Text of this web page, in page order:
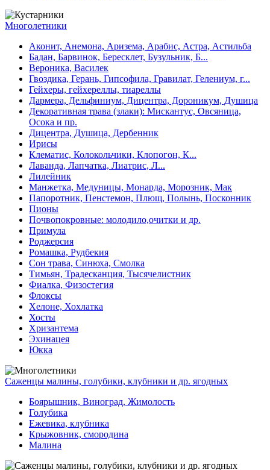
Многолетники
Аконит, Анемона, Аризема, Арабис, Астра, Астильба
Бадан, Барвинок, Бересклет, Бузульник, Б...
Вероника, Василек
Гвоздика, Герань, Гипсофила, Гравилат, Гелениум, г...
Гейхеры, гейхереллы, тиареллы
Дармера, Дельфиниум, Дицентра, Дороникум, Душица
Декоративная трава (злаки): Мискантус, Овсяница,
Осока и пр.
Дицентра, Душица, Дербенник
Ирисы
Клематис, Колокольчики, Клопогон, К...
Лаванда, Лапчатка, Лиатрис, Л...
Лилейник
Манжетка, Медуницы, Монарда, Морозник, Мак
Папоротник, Пенстемон, Плющ, Полынь, Посконник
Пионы
Почвопокровные: молодило,очитки и др.
Примула
Роджерсия
Ромашка, Рудбекия
Сон трава, Синюха, Смолка
Тимьян, Традесканция, Тысячелистник
Фиалка, Физостегия
Флоксы
Хелоне, Хохлатка
Хосты
Хризантема
Эхинацея
Юкка
Саженцы малины, голубики, клубники и др. ягодных
Боярышник, Виноград, Жимолость
Голубика
Ежевика, клубника
Крыжовник, смородина
Малина